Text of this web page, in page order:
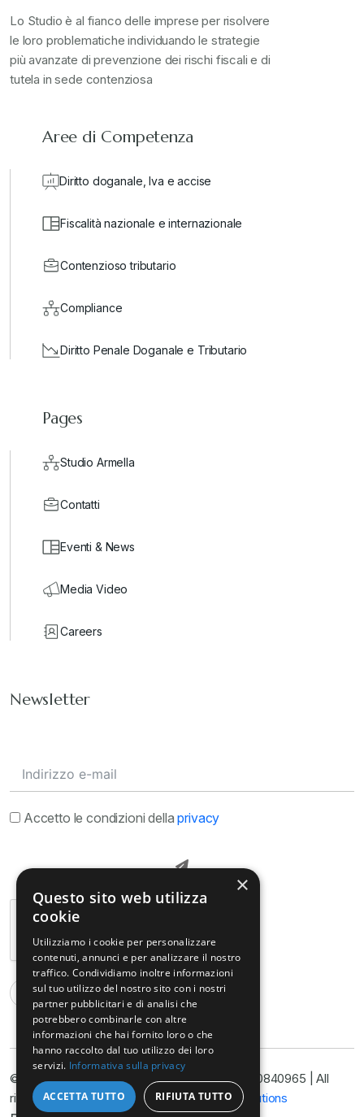
Stampa 2024
valore in dogana
Lo Studio è al fianco delle imprese per risolvere
le loro problematiche individuando le strategie
più avanzate di prevenzione dei rischi fiscali e di
tutela in sede contenziosa
Aree di Competenza
Diritto doganale, Iva e accise
Fiscalità nazionale e internazionale
Contenzioso tributario
Compliance
Diritto Penale Doganale e Tributario
Pages
Studio Armella
Contatti
Eventi & News
Media Video
Careers
Newsletter
Accetto le condizioni dellaprivacy
© Copyright@ Studio Legale Armella P.I. 11090840965 | All
rights reserved 2025 | Developed byNyx Solutions
×
Questo sito web utilizza
cookie
Utilizziamo i cookie per personalizzare
contenuti, annunci e per analizzare il nostro
traffico. Condividiamo inoltre informazioni
sul tuo utilizzo del nostro sito con i nostri
partner pubblicitari e di analisi che
potrebbero combinarle con altre
informazioni che hai fornito loro o che
hanno raccolto dal tuo utilizzo dei loro
servizi. Informativa sulla privacy
ACCETTA TUTTO RIFIUTA TUTTO